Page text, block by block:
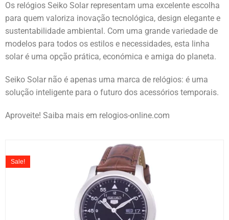
Os relógios Seiko Solar representam uma excelente escolha
para quem valoriza inovação tecnológica, design elegante e
sustentabilidade ambiental. Com uma grande variedade de
modelos para todos os estilos e necessidades, esta linha
solar é uma opção prática, económica e amiga do planeta.
Seiko Solar não é apenas uma marca de relógios: é uma
solução inteligente para o futuro dos acessórios temporais.
Aproveite! Saiba mais em relogios-online.com
Sale!